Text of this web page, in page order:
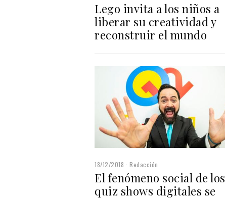
Lego invita a los niños a
liberar su creatividad y
reconstruir el mundo
18/12/2018 Redacción
El fenómeno social de los
quiz shows digitales se